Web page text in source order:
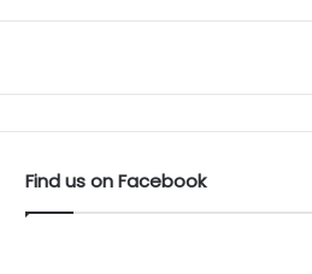
Find us on Facebook